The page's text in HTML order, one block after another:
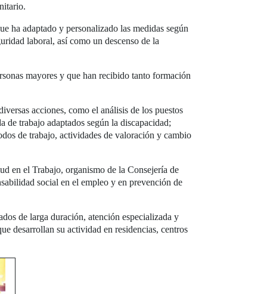
ha adaptado y personalizado las medidas según
laboral, así como un descenso de la
mayores y que han recibido tanto formación
acciones, como el análisis de los puestos
trabajo adaptados según la discapacidad;
de trabajo, actividades de valoración y cambio
en el Trabajo, organismo de la Consejería de
social en el empleo y en prevención de
de larga duración, atención especializada y
desarrollan su actividad en residencias, centros